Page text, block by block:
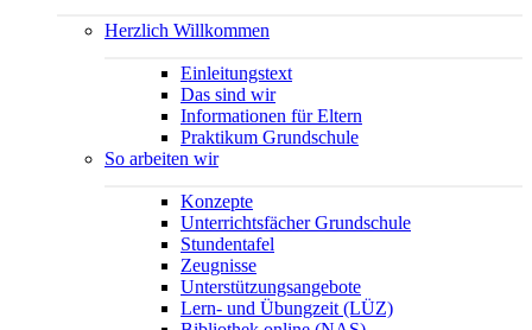
Herzlich Willkommen
Einleitungstext
Das sind wir
Informationen für Eltern
Praktikum Grundschule
So arbeiten wir
Konzepte
Unterrichtsfächer Grundschule
Stundentafel
Zeugnisse
Unterstützungsangebote
Lern- und Übungzeit (LÜZ)